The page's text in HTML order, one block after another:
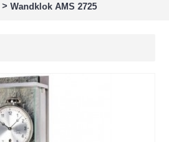
> Wandklok AMS 2725